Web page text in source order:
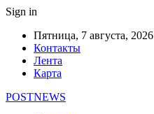
Sign in
Пятница, 7 августа, 2026
Контакты
Лента
Карта
POSTNEWS